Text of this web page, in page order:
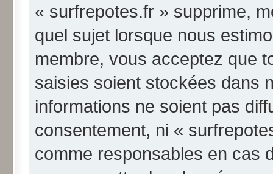
« surfrepotes.fr » supprime,
quel sujet lorsque nous
membre, vous acceptez que
saisies soient stockées dans
informations ne soient pas
consentement, ni «
comme responsables en cas